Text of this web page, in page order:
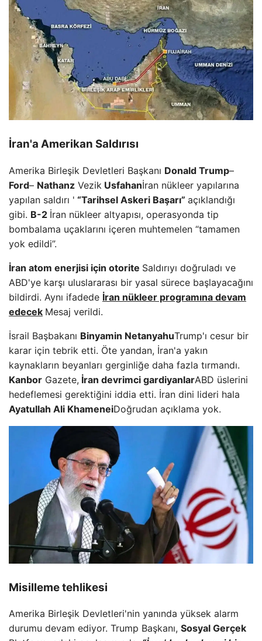
İran'a Amerikan Saldırısı
Amerika Birleşik Devletleri Başkanı Donald Trump–
Ford– Nathanz Vezik Usfahanİran nükleer yapılarına
yapılan saldırı ' “Tarihsel Askeri Başarı” açıklandığı
gibi. B-2 İran nükleer altyapısı, operasyonda tip
bombalama uçaklarını içeren muhtemelen “tamamen
yok edildi”.
İran atom enerjisi için otorite Saldırıyı doğruladı ve
ABD'ye karşı uluslararası bir yasal sürece başlayacağını
bildirdi. Aynı ifadede İran nükleer programına devam
edecek Mesaj verildi.
İsrail Başbakanı Binyamin NetanyahuTrump'ı cesur bir
karar için tebrik etti. Öte yandan, İran'a yakın
kaynakların beyanları gerginliğe daha fazla tırmandı.
Kanbor Gazete, İran devrimci gardiyanlarABD üslerini
hedeflemesi gerektiğini iddia etti. İran dini lideri hala
Ayatullah Ali KhameneiDoğrudan açıklama yok.
Misilleme tehlikesi
Amerika Birleşik Devletleri'nin yanında yüksek alarm
durumu devam ediyor. Trump Başkanı, Sosyal Gerçek